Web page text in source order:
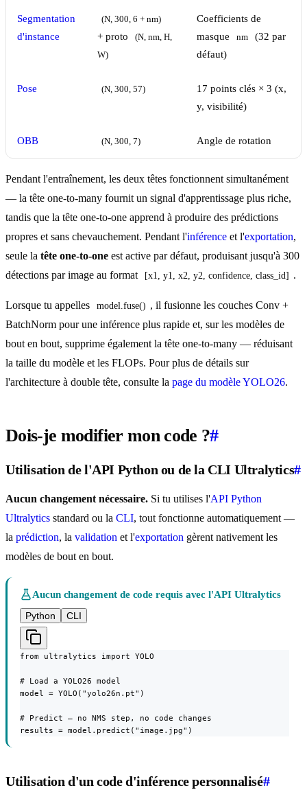
Segmentation
d'instance
(N, 300, 6 + nm)
+ proto
(N, nm, H,
W)
Coefficients de
masque
nm
(32 par
défaut)
Pose (N, 300, 57)
17 points clés × 3 (x,
y, visibilité)
OBB (N, 300, 7) Angle de rotation
Pendant l'entraînement, les deux têtes fonctionnent simultanément
— la tête one-to-many fournit un signal d'apprentissage plus riche,
tandis que la tête one-to-one apprend à produire des prédictions
propres et sans chevauchement. Pendant l'inférence et l'exportation,
seule la tête one-to-one est active par défaut, produisant jusqu'à 300
détections par image au format
[x1, y1, x2, y2, confidence, class_id] .
Lorsque tu appelles model.fuse() , il fusionne les couches Conv +
BatchNorm pour une inférence plus rapide et, sur les modèles de
bout en bout, supprime également la tête one-to-many — réduisant
la taille du modèle et les FLOPs. Pour plus de détails sur
l'architecture à double tête, consulte la page du modèle YOLO26.
Dois-je modifier mon code ?#
Utilisation de l'API Python ou de la CLI Ultralytics#
Aucun changement nécessaire. Si tu utilises l'API Python
Ultralytics standard ou la CLI, tout fonctionne automatiquement —
la prédiction, la validation et l'exportation gèrent nativement les
modèles de bout en bout.
Aucun changement de code requis avec l'API Ultralytics
Python
CLI
from ultralytics import YOLO
# Load a YOLO26 model
model = YOLO("yolo26n.pt")
# Predict — no NMS step, no code changes
results = model.predict("image.jpg")
Utilisation d'un code d'inférence personnalisé#